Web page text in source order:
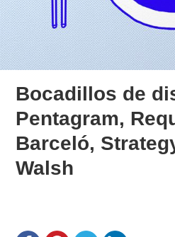
Bocadillos de
Pentagram,
Barceló,
Walsh